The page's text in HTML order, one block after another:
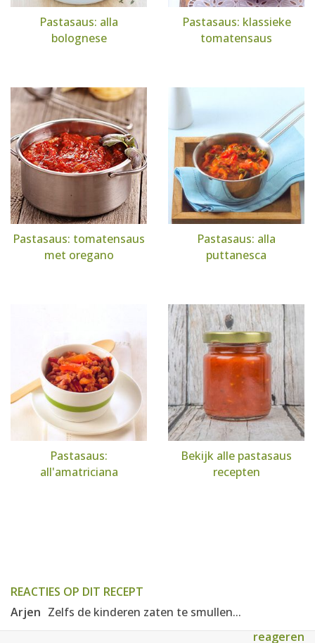
Pastasaus: alla
bolognese
Pastasaus: klassieke
tomatensaus
Pastasaus: tomatensaus
met oregano
Pastasaus: alla
puttanesca
Pastasaus:
all'amatriciana
Bekijk alle pastasaus
recepten
REACTIES OP DIT RECEPT
Arjen Zelfs de kinderen zaten te smullen...
reageren